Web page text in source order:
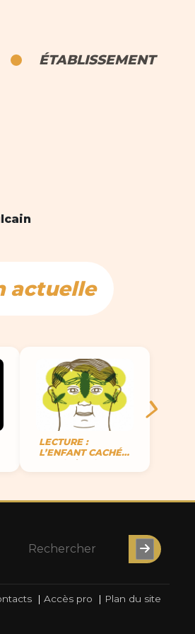
ÉTABLISSEMENT
actuelle
LECTURE :
L’ENFANT CACHÉE
DANS L’ENCRIER
| Accès pro | Plan du site